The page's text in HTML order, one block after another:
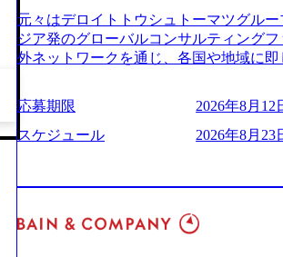
別に当日の面接案内をお送りいたしま
適性検査をご受検いただきます。 ● 詳
ションサーチになります。 ご経験やス
サルタント＞ Webアプリケーション、
ー・スタートアップ企業に対する課題
メント支援までを一気通貫で担当して
を活用し、顧客の業務革新と効率化の
を深くヒアリングし、企画構想からア
貫で推進していただきます。 プロジェ
e/detail/45446) エンジニアからコンサル
(https://www.businessinsider.jp/post-
ライゼーション (https://
ustomization) 大正製薬：ITカーブアウト支
ンク：初のオンライン開催「SoftBank
s://www.accenture.com/jp-ja/case-studies/
業省：事業者の申請手続きを電子化す
例を実現 (https://www.accenture.com/jp-ja/
ps://www.accenture.com/jp-ja/case-studies/
ービス） 世界49カ国に約73万人以上（
上の国の企業を顧客に売上641億ドルを
元々はデロイトトウシュトーマツグル
ジア発のグローバルコンサルティング
外ネットワークを通じ、各国や地域に
ンドメッセージに掲げ、企業や組織の
未来のありたい姿を実現するとともに
価値及び経済的価値の追求にも貢献
グなどの専門知識と、豊富な経験を持
有する 金融、製造、流通、エネルギー
ライアントとしている SAP領域におい
以上、日本国内で企業最多の5,399件の
る また、日本国内企業として最多の
応募期限
2026年8月12
スケジュール
2026年8月23